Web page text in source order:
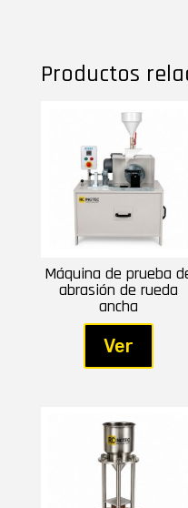
Productos
Máquina de prueba
abrasión de rueda
ancha
Ver